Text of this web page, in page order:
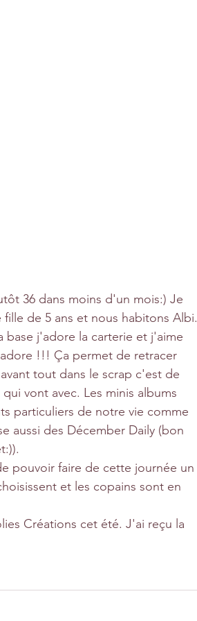
36 dans moins d'un mois:) Je
de 5 ans et nous habitons Albi.
base j'adore la carterie et j'aime
!!! Ça permet de retracer
tout dans le scrap c'est de
vont avec. Les minis albums
particuliers de notre vie comme
aussi des Décember Daily (bon
pouvoir faire de cette journée un
et les copains sont en
Créations cet été. J'ai reçu la